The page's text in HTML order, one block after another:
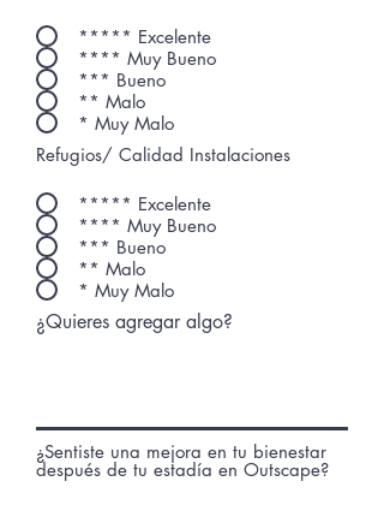
***** Excelente
**** Muy Bueno
*** Bueno
** Malo
* Muy Malo
Refugios/ Calidad Instalaciones
***** Excelente
**** Muy Bueno
*** Bueno
** Malo
* Muy Malo
¿Quieres agregar algo?
¿Sentiste una mejora en tu bienestar
después de tu estadía en Outscape?